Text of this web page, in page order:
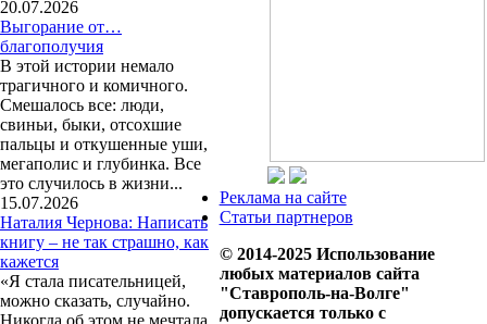
20.07.2026
Выгорание от…
благополучия
В этой истории немало
трагичного и комичного.
Смешалось все: люди,
свиньи, быки, отсохшие
пальцы и откушенные уши,
мегаполис и глубинка. Все
это случилось в жизни...
15.07.2026
Наталия Чернова: Написать
книгу – не так страшно, как
кажется
«Я стала писательницей,
можно сказать, случайно.
Никогда об этом не мечтала,
Реклама на сайте
Статьи партнеров
© 2014-2025 Использование
любых материалов сайта
"Ставрополь-на-Волге"
допускается только с